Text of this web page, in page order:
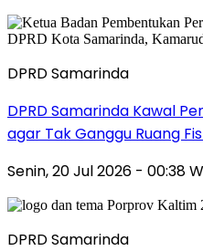
DPRD Samarinda
DPRD Samarinda Kawal
agar Tak Ganggu Ruang
Senin, 20 Jul 2026 - 00:38
DPRD Samarinda